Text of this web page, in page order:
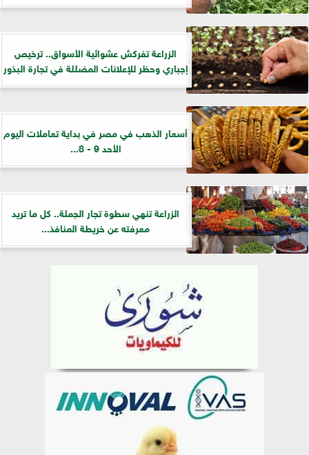
الزراعة تفركش عشوائية الأسواق.. ترخيص
إجباري وحظر للإعلانات المضللة في تجارة البذور
أسعار الذهب في مصر في بداية تعاملات اليوم
الأحد 9 - 8...
الزراعة تنهي سطوة تجار الجملة.. كل ما تريد
معرفته عن خريطة المنافذ...